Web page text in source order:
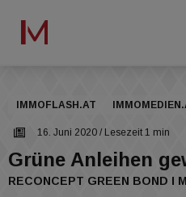
IMMOFLASH.AT
16. Juni 2020 / Lesezeit 1 min
Grüne Anleihen
RECONCEPT GREEN BOND I